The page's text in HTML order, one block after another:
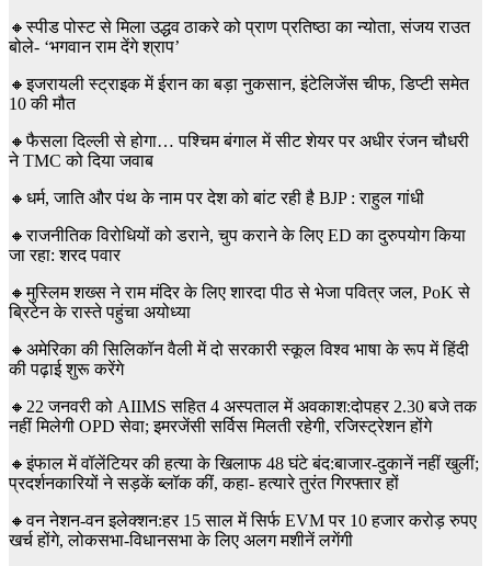
🔸स्पीड पोस्ट से मिला उद्धव ठाकरे को प्राण प्रतिष्ठा का न्योता, संजय राउत
बोले- ‘भगवान राम देंगे श्राप’
🔸इजरायली स्ट्राइक में ईरान का बड़ा नुकसान, इंटेलिजेंस चीफ, डिप्टी समेत
10 की मौत
🔸फैसला दिल्ली से होगा… पश्चिम बंगाल में सीट शेयर पर अधीर रंजन चौधरी
ने TMC को दिया जवाब
🔸धर्म, जाति और पंथ के नाम पर देश को बांट रही है BJP : राहुल गांधी
🔸राजनीतिक विरोधियों को डराने, चुप कराने के लिए ED का दुरुपयोग किया
जा रहा: शरद पवार
🔸मुस्लिम शख्‍स ने राम मंदिर के लिए शारदा पीठ से भेजा पवित्र जल, PoK से
ब्रिटेन के रास्‍ते पहुंचा अयोध्‍या
🔸अमेरिका की सिलिकॉन वैली में दो सरकारी स्कूल विश्व भाषा के रूप में हिंदी
की पढ़ाई शुरू करेंगे
🔸22 जनवरी को AIIMS सहित 4 अस्पताल में अवकाश:दोपहर 2.30 बजे तक
नहीं मिलेगी OPD सेवा; इमरजेंसी सर्विस मिलती रहेगी, रजिस्ट्रेशन होंगे
🔸इंफाल में वॉलेंटियर की हत्या के खिलाफ 48 घंटे बंद:बाजार-दुकानें नहीं खुलीं;
प्रदर्शनकारियों ने सड़कें ब्लॉक कीं, कहा- हत्यारे तुरंत गिरफ्तार हों
🔸वन नेशन-वन इलेक्शन:हर 15 साल में सिर्फ EVM पर 10 हजार करोड़ रुपए
खर्च होंगे, लोकसभा-विधानसभा के लिए अलग मशीनें लगेंगी